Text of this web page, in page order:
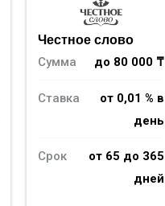
Честное слово
Сумма
до 80 000 ₸
Ставка
от 0,01 % в
день
Срок
от 65 до 365
дней